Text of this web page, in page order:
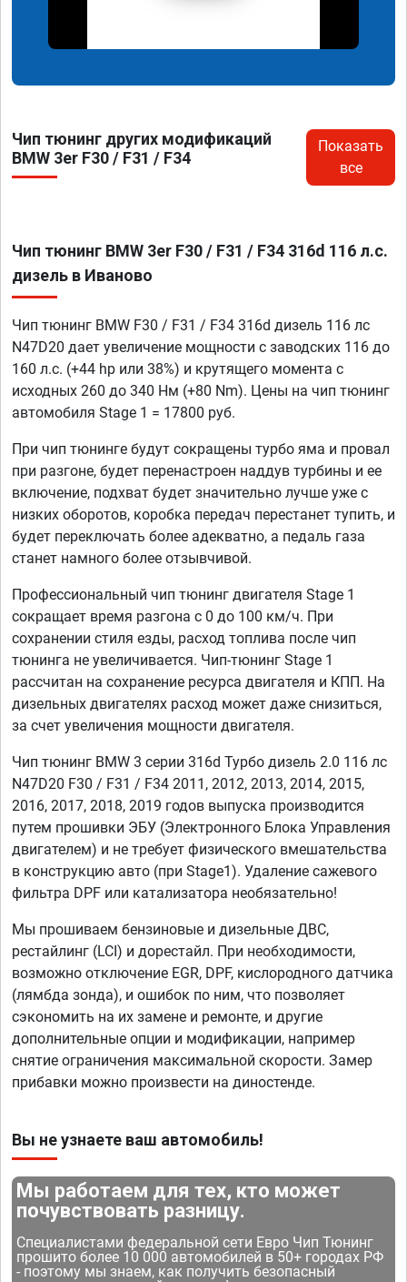
Чип тюнинг других модификаций
BMW 3er F30 / F31 / F34
Показать
все
Чип тюнинг BMW 3er F30 / F31 / F34 316d 116 л.с.
дизель в Иваново
Чип тюнинг BMW F30 / F31 / F34 316d дизель 116 лс
N47D20 дает увеличение мощности с заводских 116 до
160 л.с. (+44 hp или 38%) и крутящего момента с
исходных 260 до 340 Нм (+80 Nm). Цены на чип тюнинг
автомобиля Stage 1 = 17800 руб.
При чип тюнинге будут сокращены турбо яма и провал
при разгоне, будет перенастроен наддув турбины и ее
включение, подхват будет значительно лучше уже с
низких оборотов, коробка передач перестанет тупить, и
будет переключать более адекватно, а педаль газа
станет намного более отзывчивой.
Профессиональный чип тюнинг двигателя Stage 1
сокращает время разгона с 0 до 100 км/ч. При
сохранении стиля езды, расход топлива после чип
тюнинга не увеличивается. Чип-тюнинг Stage 1
рассчитан на сохранение ресурса двигателя и КПП. На
дизельных двигателях расход может даже снизиться,
за счет увеличения мощности двигателя.
Чип тюнинг BMW 3 серии 316d Турбо дизель 2.0 116 лс
N47D20 F30 / F31 / F34 2011, 2012, 2013, 2014, 2015,
2016, 2017, 2018, 2019 годов выпуска производится
путем прошивки ЭБУ (Электронного Блока Управления
двигателем) и не требует физического вмешательства
в конструкцию авто (при Stage1). Удаление сажевого
фильтра DPF или катализатора необязательно!
Мы прошиваем бензиновые и дизельные ДВС,
рестайлинг (LCI) и дорестайл. При необходимости,
возможно отключение EGR, DPF, кислородного датчика
(лямбда зонда), и ошибок по ним, что позволяет
сэкономить на их замене и ремонте, и другие
дополнительные опции и модификации, например
снятие ограничения максимальной скорости. Замер
прибавки можно произвести на диностенде.
Вы не узнаете ваш автомобиль!
Мы работаем для тех, кто может
почувствовать разницу.
Специалистами федеральной сети Евро Чип Тюнинг
прошито более 10 000 автомобилей в 50+ городах РФ
- поэтому мы знаем, как получить безопасный